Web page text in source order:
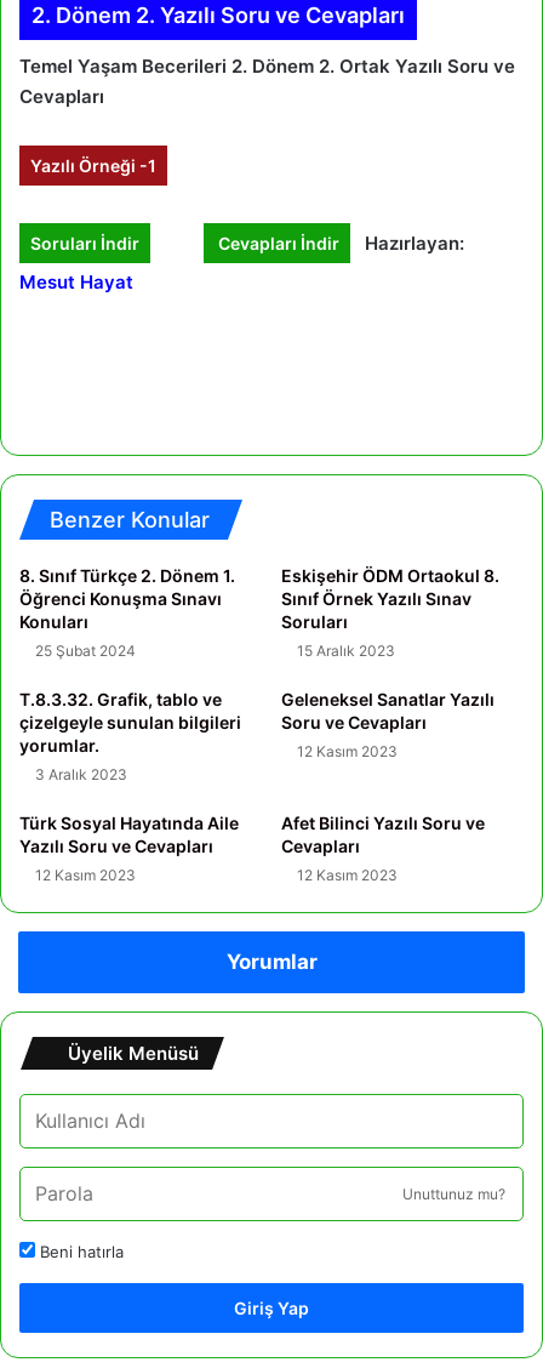
2. Dönem 2. Yazılı Soru ve Cevapları
Temel Yaşam Becerileri 2. Dönem 2. Ortak Yazılı Soru ve
Cevapları
Yazılı Örneği -1
Soruları İndir Cevapları İndir
Hazırlayan:
Mesut Hayat
Benzer Konular
8. Sınıf Türkçe 2. Dönem 1.
Öğrenci Konuşma Sınavı
Konuları
25 Şubat 2024
Eskişehir ÖDM Ortaokul 8.
Sınıf Örnek Yazılı Sınav
Soruları
15 Aralık 2023
T.8.3.32. Grafik, tablo ve
çizelgeyle sunulan bilgileri
yorumlar.
3 Aralık 2023
Geleneksel Sanatlar Yazılı
Soru ve Cevapları
12 Kasım 2023
Türk Sosyal Hayatında Aile
Yazılı Soru ve Cevapları
12 Kasım 2023
Afet Bilinci Yazılı Soru ve
Cevapları
12 Kasım 2023
Yorumlar
Üyelik Menüsü
Unuttunuz mu?
Beni hatırla
Giriş Yap